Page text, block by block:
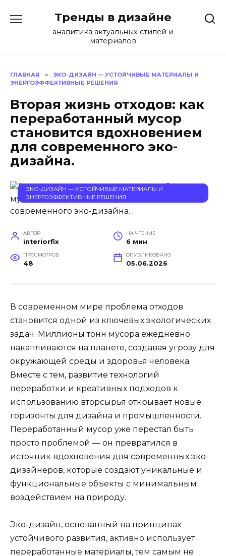
содержанию
Тренды в дизайне
аналитика актуальных стилей и
материалов
ГЛАВНАЯ »
ЭКО-ДИЗАЙН — УСТОЙЧИВЫЕ МАТЕРИАЛЫ И
ЭНЕРГОЭФФЕКТИВНЫЕ РЕШЕНИЯ
Вторая жизнь отходов: как
переработанный мусор
становится вдохновением
для современного эко-
дизайна.
ЭКО-ДИЗАЙН — УСТОЙЧИВЫЕ МАТЕРИАЛЫ И
ЭНЕРГОЭФФЕКТИВНЫЕ РЕШЕНИЯ
АВТОР
interiorfix
НА ЧТЕНИЕ
6 мин
ПРОСМОТРОВ
48
ОПУБЛИКОВАНО
05.06.2026
В современном мире проблема отходов
становится одной из ключевых экологических
задач. Миллионы тонн мусора ежедневно
накапливаются на планете, создавая угрозу для
окружающей среды и здоровья человека.
Вместе с тем, развитие технологий
переработки и креативных подходов к
использованию вторсырья открывает новые
горизонты для дизайна и промышленности.
Переработанный мусор уже перестал быть
просто проблемой — он превратился в
источник вдохновения для современных эко-
дизайнеров, которые создают уникальные и
функциональные объекты с минимальным
воздействием на природу.
Эко-дизайн, основанный на принципах
устойчивого развития, активно использует
переработанные материалы, тем самым не